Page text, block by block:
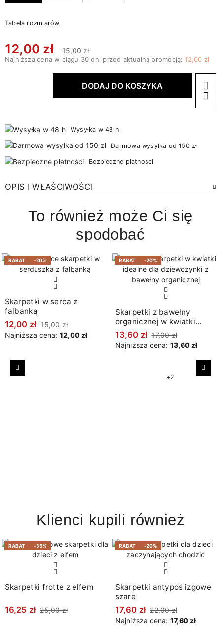
Tabela rozmiarów
12,00 zł 15,00 zł
Najniższa cena w ciągu 30 dni przed aktualną promocją: 12,00 zł
DODAJ DO KOSZYKA
Wysyłka w 48 h
Darmowa wysyłka od 150 zł
Bezpieczne płatności
OPIS I WŁAŚCIWOŚCI
To również może Ci się
spodobać
RABAT -20%
Skarpetki w serca z
falbanką
12,00 zł 15,00 zł
Najniższa cena: 12,00 zł
RABAT -20%
Skarpetki z bawełny
organicznej w kwiatki
beżowe
13,60 zł 17,00 zł
Najniższa cena: 13,60 zł
+2
Poprzedni
Klienci kupili również
RABAT -35%
Skarpetki frotte z elfem
16,25 zł 25,00 zł
RABAT -20%
Skarpetki antypoślizgowe
szare
17,60 zł 22,00 zł
Najniższa cena: 17,60 zł